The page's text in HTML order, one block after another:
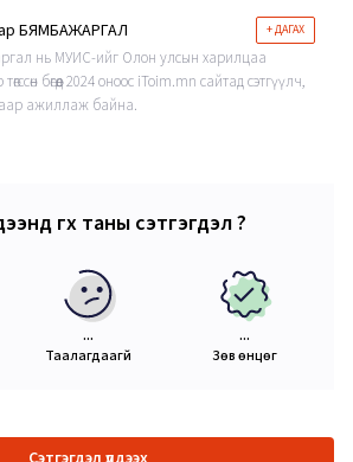
БЯМБАЖАРГАЛ + ДАГАХ
нь МУИС-ийг Олон улсын харилцаа
бөгөөд 2024 оноос iToim.mn сайтад сэтгүүлч,
ажиллаж байна.
өгөх таны сэтгэгдэл ?
...
Таалагдаагүй
...
Зөв өнцөг